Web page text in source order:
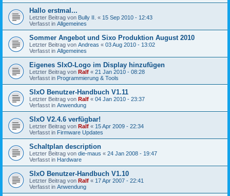
Hallo erstmal...
Letzter Beitrag von Bully II. « 15 Sep 2010 - 12:43
Verfasst in Allgemeines
Sommer Angebot und Sixo Produktion August 2010
Letzter Beitrag von Andreas « 03 Aug 2010 - 13:02
Verfasst in Allgemeines
Eigenes SIxO-Logo im Display hinzufügen
Letzter Beitrag von Ralf « 21 Jan 2010 - 08:28
Verfasst in Programmierung & Tools
SIxO Benutzer-Handbuch V1.11
Letzter Beitrag von Ralf « 04 Jan 2010 - 23:37
Verfasst in Anwendung
SIxO V2.4.6 verfügbar!
Letzter Beitrag von Ralf « 15 Apr 2009 - 22:34
Verfasst in Firmware Updates
Schaltplan description
Letzter Beitrag von die-maus « 24 Jan 2008 - 19:47
Verfasst in Hardware
SIxO Benutzer-Handbuch V1.10
Letzter Beitrag von Ralf « 17 Apr 2007 - 22:41
Verfasst in Anwendung